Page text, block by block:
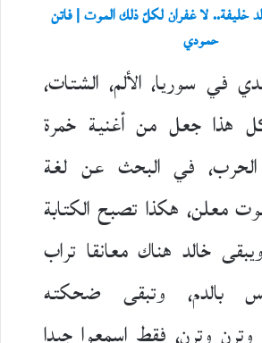
خليفة.. لا غفران لكلّ ذلك الموت | فاتن
حمودي
في سوريا، الألم، الشتات،
هذا جعل من أغنية خمرة
في البحث عن لغة
معلن، هكذا تصبح الكتابة
خالد هناك معانقا تراب
بالدم، وتبقى ضحكته